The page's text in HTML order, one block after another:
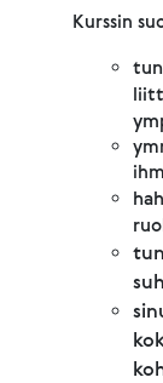
Kurssin